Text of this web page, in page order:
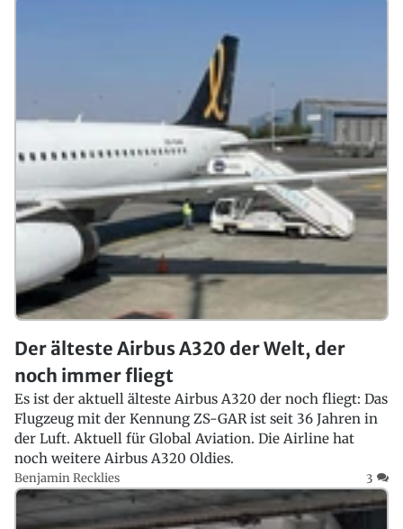
Der älteste Airbus A320 der Welt, der
noch immer fliegt
Es ist der aktuell älteste Airbus A320 der noch fliegt: Das
Flugzeug mit der Kennung ZS-GAR ist seit 36 Jahren in
der Luft. Aktuell für Global Aviation. Die Airline hat
noch weitere Airbus A320 Oldies.
Benjamin Recklies 3